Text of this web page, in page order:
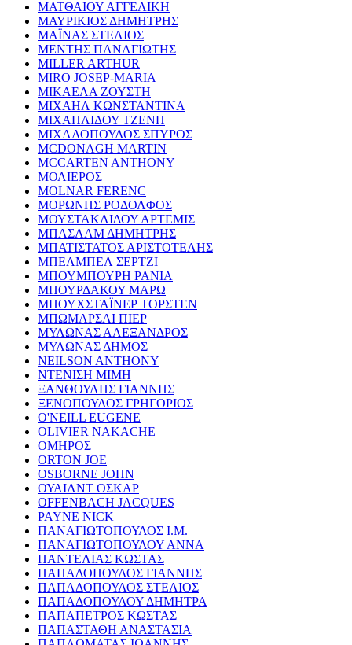
ΜΑΤΘΑΙΟΥ ΑΓΓΕΛΙΚΗ
ΜΑΥΡΙΚΙΟΣ ΔΗΜΗΤΡΗΣ
ΜΑΪΝΑΣ ΣΤΕΛΙΟΣ
ΜΕΝΤΗΣ ΠΑΝΑΓΙΩΤΗΣ
MILLER ARTHUR
MIRO JOSEP-MARIA
ΜΙΚΑΕΛΑ ΖΟΥΣΤΗ
ΜΙΧΑΗΛ ΚΩΝΣΤΑΝΤΙΝΑ
ΜΙΧΑΗΛΙΔΟΥ ΤΖΕΝΗ
ΜΙΧΑΛΟΠΟΥΛΟΣ ΣΠΥΡΟΣ
MCDONAGH MARTIN
MCCARTEN ANTHONY
ΜΟΛΙΕΡΟΣ
MOLNAR FERENC
ΜΟΡΩΝΗΣ ΡΟΔΟΛΦΟΣ
ΜΟΥΣΤΑΚΛΙΔΟΥ ΑΡΤΕΜΙΣ
ΜΠΑΣΛΑΜ ΔΗΜΗΤΡΗΣ
ΜΠΑΤΙΣΤΑΤΟΣ ΑΡΙΣΤΟΤΕΛΗΣ
ΜΠΕΛΜΠΕΛ ΣΕΡΤΖΙ
ΜΠΟΥΜΠΟΥΡΗ ΡΑΝΙΑ
ΜΠΟΥΡΔΑΚΟΥ ΜΑΡΩ
ΜΠΟΥΧΣΤΑΪΝΕΡ ΤΟΡΣΤΕΝ
ΜΠΩΜΑΡΣΑΙ ΠΙΕΡ
ΜΥΛΩΝΑΣ ΑΛΕΞΑΝΔΡΟΣ
ΜΥΛΩΝΑΣ ΔΗΜΟΣ
NEILSON ANTHONY
ΝΤΕΝΙΣΗ ΜΙΜΗ
ΞΑΝΘΟΥΛΗΣ ΓΙΑΝΝΗΣ
ΞΕΝΟΠΟΥΛΟΣ ΓΡΗΓΟΡΙΟΣ
O'NEILL EUGENE
OLIVIER NAKACHE
ΟΜΗΡΟΣ
ORTON JOE
OSBORNE JOHN
ΟΥΑΙΛΝΤ ΟΣΚΑΡ
OFFENBACH JACQUES
PAYNE NICK
ΠΑΝΑΓΙΩΤΟΠΟΥΛΟΣ Ι.Μ.
ΠΑΝΑΓΙΩΤΟΠΟΥΛΟΥ ΑΝΝΑ
ΠΑΝΤΕΛΙΑΣ ΚΩΣΤΑΣ
ΠΑΠΑΔΟΠΟΥΛΟΣ ΓΙΑΝΝΗΣ
ΠΑΠΑΔΟΠΟΥΛΟΣ ΣΤΕΛΙΟΣ
ΠΑΠΑΔΟΠΟΥΛΟΥ ΔΗΜΗΤΡΑ
ΠΑΠΑΠΕΤΡΟΣ ΚΩΣΤΑΣ
ΠΑΠΑΣΤΑΘΗ ΑΝΑΣΤΑΣΙΑ